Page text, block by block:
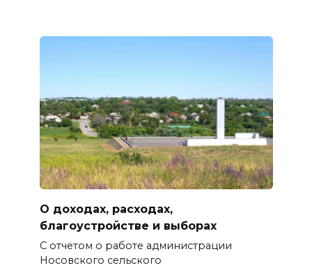
О доходах, расходах,
благоустройстве и выборах
С отчетом о работе администрации
Носовского сельского